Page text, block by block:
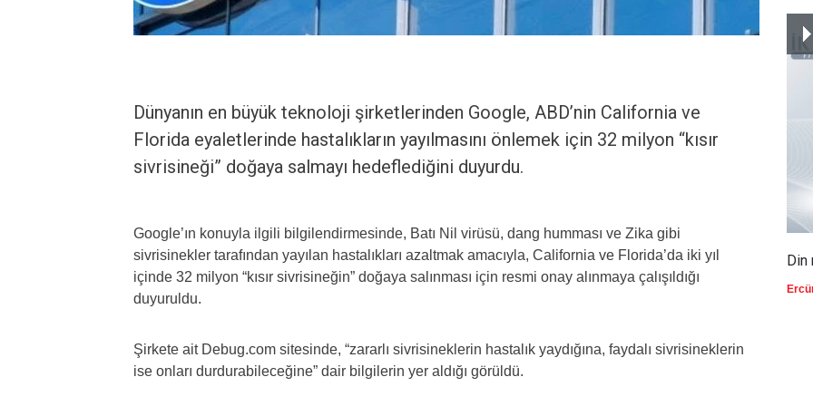
Dünyanın en büyük teknoloji şirketlerinden Google, ABD’nin California ve
Florida eyaletlerinde hastalıkların yayılmasını önlemek için 32 milyon “kısır
sivrisineği” doğaya salmayı hedeflediğini duyurdu.
Google’ın konuyla ilgili bilgilendirmesinde, Batı Nil virüsü, dang humması ve Zika gibi
sivrisinekler tarafından yayılan hastalıkları azaltmak amacıyla, California ve Florida’da iki yıl
içinde 32 milyon “kısır sivrisineğin” doğaya salınması için resmi onay alınmaya çalışıldığı
duyuruldu.
Şirkete ait Debug.com sitesinde, “zararlı sivrisineklerin hastalık yaydığına, faydalı sivrisineklerin
ise onları durdurabileceğine” dair bilgilerin yer aldığı görüldü.
Din